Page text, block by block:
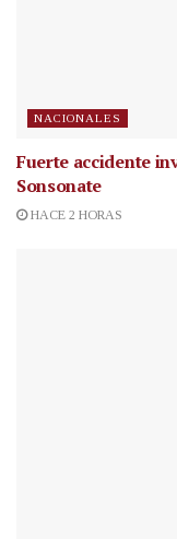
NACIONALES
Fuerte accidente
Sonsonate
HACE 2 HORAS